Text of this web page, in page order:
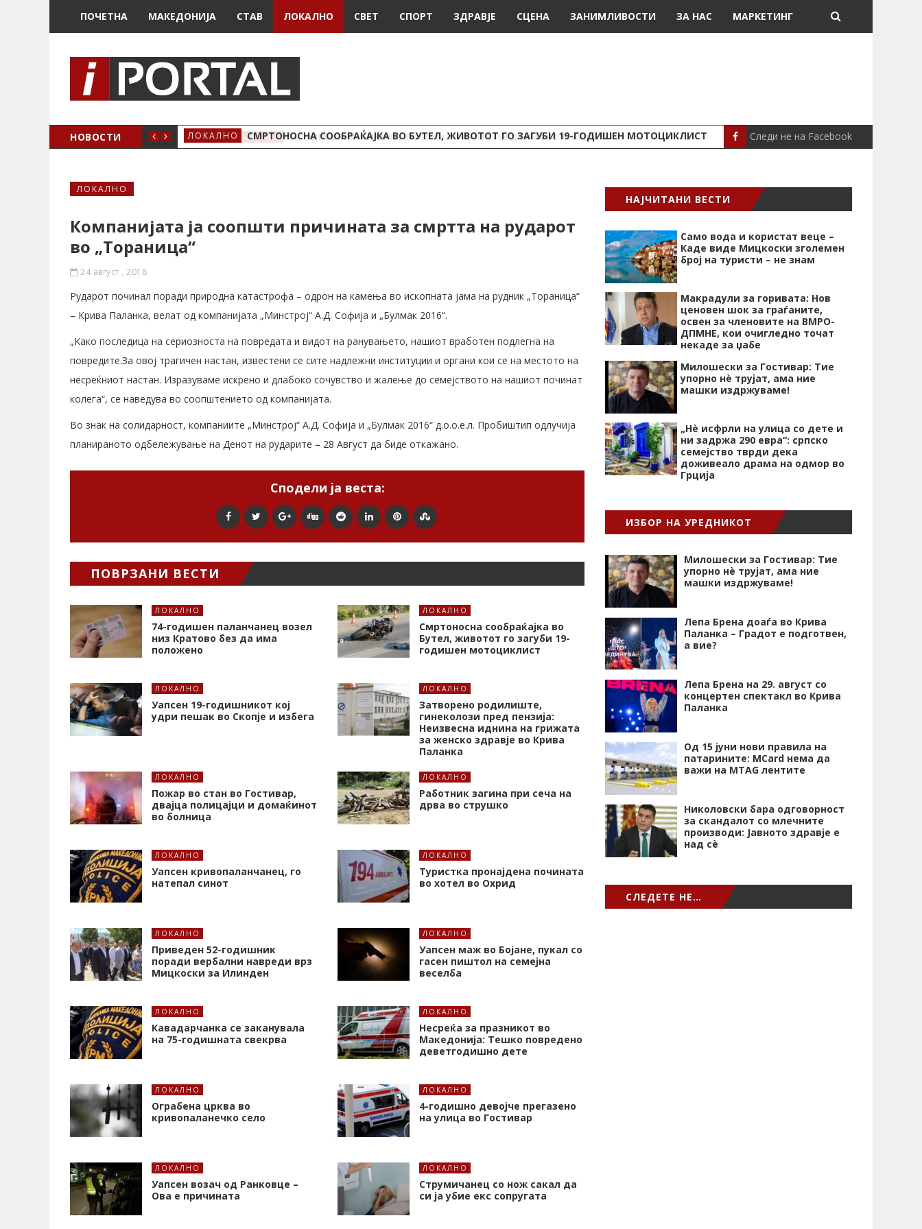
ПОЧЕТНА МАКЕДОНИЈА СТАВ ЛОКАЛНО СВЕТ СПОРТ ЗДРАВЈЕ СЦЕНА ЗАНИМЛИВОСТИ ЗА НАС МАРКЕТИНГ
НОВОСТИ ЛОКАЛНО СМРТОНОСНА СООБРАЌАЈКА ВО БУТЕЛ, ЖИВОТОТ ГО ЗАГУБИ 19-ГОДИШЕН МОТОЦИКЛИСТ СЦЕНА СЕВЕРИНА ВО
Следи не на Facebook
ЛОКАЛНО
Компанијата ја соопшти причината за смртта на рударот
во „Тораница“
24 август , 2018
Рударот починал поради природна катастрофа – одрон на камења во ископната јама на рудник „Тораница“
– Крива Паланка, велат од компанијата „Минстрој“ А.Д. Софија и „Булмак 2016“.
„Kако последица на сериозноста на повредата и видот на ранувањето, нашиот вработен подлегна на
повредите.За овој трагичен настан, известени се сите надлежни институции и органи кои се на местото на
несреќниот настан. Изразуваме искрено и длабоко сочувство и жалење до семејството на нашиот починат
колега“, се наведува во соопштението од компанијата.
Во знак на солидарност, компаниите „Минстрој“ А.Д. Софија и „Булмак 2016“ д.о.о.е.л. Пробиштип одлучија
планираното одбележување на Денот на рударите – 28 Август да биде откажано.
Сподели ја веста:
ПОВРЗАНИ ВЕСТИ
ЛОКАЛНО
74-годишен паланчанец возел
низ Кратово без да има
положено
ЛОКАЛНО
Смртоносна сообраќајка во
Бутел, животот го загуби 19-
годишен мотоциклист
ЛОКАЛНО
Уапсен 19-годишникот кој
удри пешак во Скопје и избега
ЛОКАЛНО
Затворено родилиште,
гинеколози пред пензија:
Неизвесна иднина на грижата
за женско здравје во Крива
Паланка
ЛОКАЛНО
Пожар во стан во Гостивар,
двајца полицајци и домаќинот
во болница
ЛОКАЛНО
Работник загина при сеча на
дрва во струшко
ЛОКАЛНО
Уапсен кривопаланчанец, го
натепал синот
ЛОКАЛНО
Туристка пронајдена почината
во хотел во Охрид
ЛОКАЛНО
Приведен 52-годишник
поради вербални навреди врз
Мицкоски за Илинден
ЛОКАЛНО
Уапсен маж во Бојане, пукал со
гасен пиштол на семејна
веселба
ЛОКАЛНО
Кавадарчанка се заканувала
на 75-годишната свекрва
ЛОКАЛНО
Несреќа за празникот во
Македонија: Тешко повредено
деветгодишно дете
ЛОКАЛНО
Ограбена црква во
кривопаланечко село
ЛОКАЛНО
4-годишно девојче прегазено
на улица во Гостивар
ЛОКАЛНО
Уапсен возач од Ранковце –
Ова е причината
ЛОКАЛНО
Струмичанец со нож сакал да
си ја убие екс сопругата
НАЈЧИТАНИ ВЕСТИ
Само вода и користат веце –
Каде виде Мицкоски зголемен
број на туристи – не знам
Макрадули за горивата: Нов
ценовен шок за граѓаните,
освен за членовите на ВМРО-
ДПМНЕ, кои очигледно точат
некаде за џабе
Милошески за Гостивар: Тие
упорно нѐ трујат, ама ние
машки издржуваме!
„Нѐ исфрли на улица со дете и
ни задржа 290 евра“: српско
семејство тврди дека
доживеало драма на одмор во
Грција
ИЗБОР НА УРЕДНИКОТ
Милошески за Гостивар: Тие
упорно нѐ трујат, ама ние
машки издржуваме!
Лепа Брена доаѓа во Крива
Паланка – Градот е подготвен,
а вие?
Лепа Брена на 29. август со
концертен спектакл во Крива
Паланка
Од 15 јуни нови правила на
патарините: MCard нема да
важи на MTAG лентите
Николовски бара одговорност
за скандалот со млечните
производи: Јавното здравје е
над сѐ
СЛЕДЕТЕ НЕ…